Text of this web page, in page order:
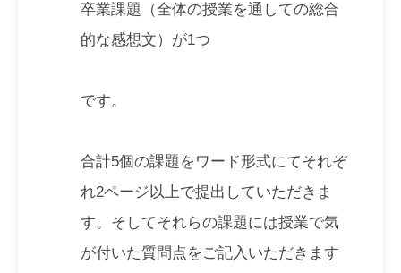
卒業課題（全体の授業を通しての総合
的な感想文）が1つ
です。
合計5個の課題をワード形式にてそれぞ
れ2ページ以上で提出していただきま
す。そしてそれらの課題には授業で気
が付いた質問点をご記入いただきます